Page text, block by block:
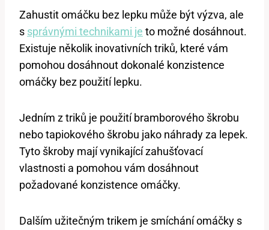
Zahustit omáčku bez lepku může být výzva, ale
s správnými technikami je to možné dosáhnout.
Existuje několik inovativních triků, které vám
pomohou dosáhnout dokonalé konzistence
omáčky bez použití lepku.
Jedním z triků je použití bramborového škrobu
nebo tapiokového škrobu jako náhrady za lepek.
Tyto škroby mají vynikající zahušťovací
vlastnosti a pomohou vám dosáhnout
požadované konzistence omáčky.
Dalším užitečným trikem je smíchání omáčky s